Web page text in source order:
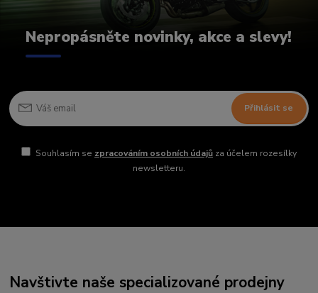
Nepropásněte novinky, akce a slevy!
Přihlásit se
Souhlasím se zpracováním osobních údajůza účelem rozesílky
newsletteru.
Navštivte naše specializované prodejny